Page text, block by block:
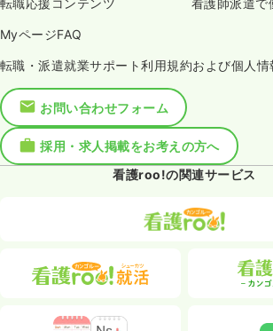
転職応援コンテンツ 看護師派遣で
MyページFAQ
転職・派遣就業サポート利用規約および個人情
お問い合わせフォーム
採用・求人掲載をお考えの方へ
看護roo!の関連サービス